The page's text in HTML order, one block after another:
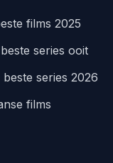
films 2025
series ooit
beste series 2026
films